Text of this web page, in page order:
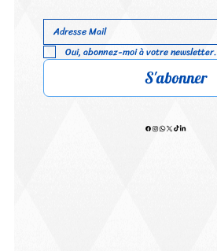
Oui, abonnez-moi à votre newsletter.
S'abonner